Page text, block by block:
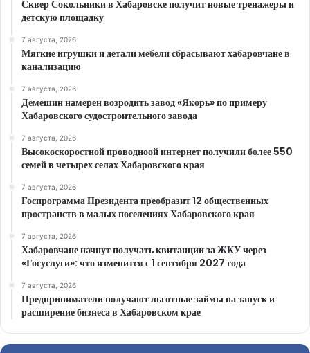
Сквер Сокольники в Хабаровске получит новые тренажеры и
детскую площадку
7 августа, 2026
Мягкие игрушки и детали мебели сбрасывают хабаровчане в
канализацию
7 августа, 2026
Демешин намерен возродить завод «Якорь» по примеру
Хабаровского судостроительного завода
7 августа, 2026
Высокоскоростной проводноой интернет получили более 550
семей в четырех селах Хабаровского края
7 августа, 2026
Госпрограмма Президента преобразит 12 общественных
пространств в малых поселениях Хабаровского края
7 августа, 2026
Хабаровчане начнут получать квитанции за ЖКУ через
«Госуслуги»: что изменится с 1 сентября 2027 года
7 августа, 2026
Предприниматели получают льготные займы на запуск и
расширение бизнеса в Хабаровском крае